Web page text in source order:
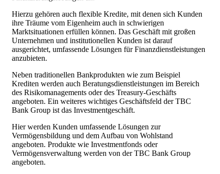
Hierzu gehören auch flexible Kredite, mit denen sich Kunden
ihre Träume vom Eigenheim auch in schwierigen
Marktsituationen erfüllen können. Das Geschäft mit großen
Unternehmen und institutionellen Kunden ist darauf
ausgerichtet, umfassende Lösungen für Finanzdienstleistungen
anzubieten.
Neben traditionellen Bankprodukten wie zum Beispiel
Krediten werden auch Beratungsdienstleistungen im Bereich
des Risikomanagements oder des Treasury-Geschäfts
angeboten. Ein weiteres wichtiges Geschäftsfeld der TBC
Bank Group ist das Investmentgeschäft.
Hier werden Kunden umfassende Lösungen zur
Vermögensbildung und dem Aufbau von Wohlstand
angeboten. Produkte wie Investmentfonds oder
Vermögensverwaltung werden von der TBC Bank Group
angeboten.